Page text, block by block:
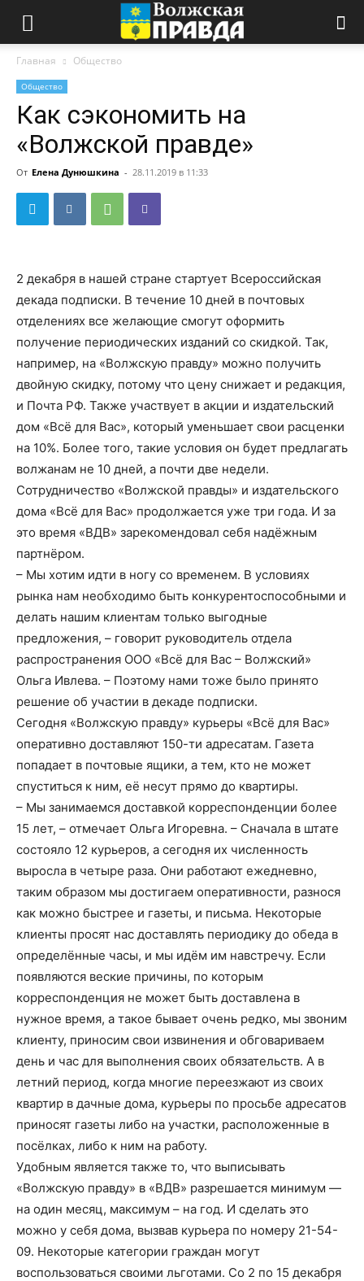
Главная Общество
Общество
Как сэкономить на
«Волжской правде»
От Елена Дунюшкина - 28.11.2019 в 11:33
2 декабря в нашей стране стартует Всероссийская
декада подписки. В течение 10 дней в почтовых
отделениях все желающие смогут оформить
получение периодических изданий со скидкой. Так,
например, на «Волжскую правду» можно получить
двойную скидку, потому что цену снижает и редакция,
и Почта РФ. Также участвует в акции и издательский
дом «Всё для Вас», который уменьшает свои расценки
на 10%. Более того, такие условия он будет предлагать
волжанам не 10 дней, а почти две недели.
Сотрудничество «Волжской правды» и издательского
дома «Всё для Вас» продолжается уже три года. И за
это время «ВДВ» зарекомендовал себя надёжным
партнёром.
– Мы хотим идти в ногу со временем. В условиях
рынка нам необходимо быть конкурентоспособными и
делать нашим клиентам только выгодные
предложения, – говорит руководитель отдела
распространения ООО «Всё для Вас – Волжский»
Ольга Ивлева. – Поэтому нами тоже было принято
решение об участии в декаде подписки.
Сегодня «Волжскую правду» курьеры «Всё для Вас»
оперативно доставляют 150-ти адресатам. Газета
попадает в почтовые ящики, а тем, кто не может
спуститься к ним, её несут прямо до квартиры.
– Мы занимаемся доставкой корреспонденции более
15 лет, – отмечает Ольга Игоревна. – Сначала в штате
состояло 12 курьеров, а сегодня их численность
выросла в четыре раза. Они работают ежедневно,
таким образом мы достигаем оперативности, разнося
как можно быстрее и газеты, и письма. Некоторые
клиенты просят нас доставлять периодику до обеда в
определённые часы, и мы идём им навстречу. Если
появляются веские причины, по которым
корреспонденция не может быть доставлена в
нужное время, а такое бывает очень редко, мы звоним
клиенту, приносим свои извинения и обговариваем
день и час для выполнения своих обязательств. А в
летний период, когда многие переезжают из своих
квартир в дачные дома, курьеры по просьбе адресатов
приносят газеты либо на участки, расположенные в
посёлках, либо к ним на работу.
Удобным является также то, что выписывать
«Волжскую правду» в «ВДВ» разрешается минимум —
на один месяц, максимум – на год. И сделать это
можно у себя дома, вызвав курьера по номеру 21-54-
09. Некоторые категории граждан могут
воспользоваться своими льготами. Со 2 по 15 декабря